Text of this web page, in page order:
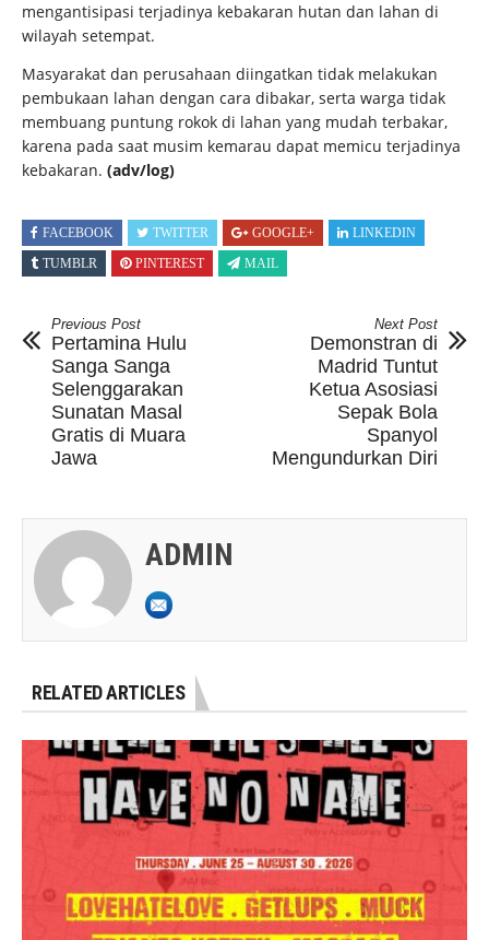
mengantisipasi terjadinya kebakaran hutan dan lahan di
wilayah setempat.
Masyarakat dan perusahaan diingatkan tidak melakukan
pembukaan lahan dengan cara dibakar, serta warga tidak
membuang puntung rokok di lahan yang mudah terbakar,
karena pada saat musim kemarau dapat memicu terjadinya
kebakaran. (adv/log)
FACEBOOK TWITTER GOOGLE+
LINKEDIN
TUMBLR
PINTEREST MAIL
Previous Post
Pertamina Hulu
Sanga Sanga
Selenggarakan
Sunatan Masal
Gratis di Muara
Jawa
Next Post
Demonstran di
Madrid Tuntut
Ketua Asosiasi
Sepak Bola
Spanyol
Mengundurkan Diri
ADMIN
RELATED ARTICLES